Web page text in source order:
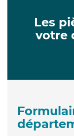
Les
votre